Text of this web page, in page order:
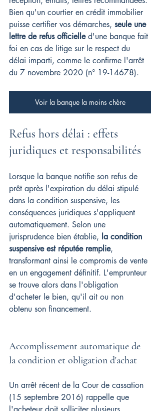
Bien qu'un courtier en crédit immobilier
puisse certifier vos démarches, seule une
lettre de refus officielle d'une banque fait
foi en cas de litige sur le respect du
délai imparti, comme le confirme l'arrêt
du 7 novembre 2020 (n° 19-14678).
Voir la banque la moins chère
Refus hors délai : effets
juridiques et responsabilités
Lorsque la banque notifie son refus de
prêt après l'expiration du délai stipulé
dans la condition suspensive, les
conséquences juridiques s'appliquent
automatiquement. Selon une
jurisprudence bien établie, la condition
suspensive est réputée remplie,
transformant ainsi le compromis de vente
en un engagement définitif. L'emprunteur
se trouve alors dans l'obligation
d'acheter le bien, qu'il ait ou non
obtenu son financement.
Accomplissement automatique de
la condition et obligation d'achat
Un arrêt récent de la Cour de cassation
(15 septembre 2016) rappelle que